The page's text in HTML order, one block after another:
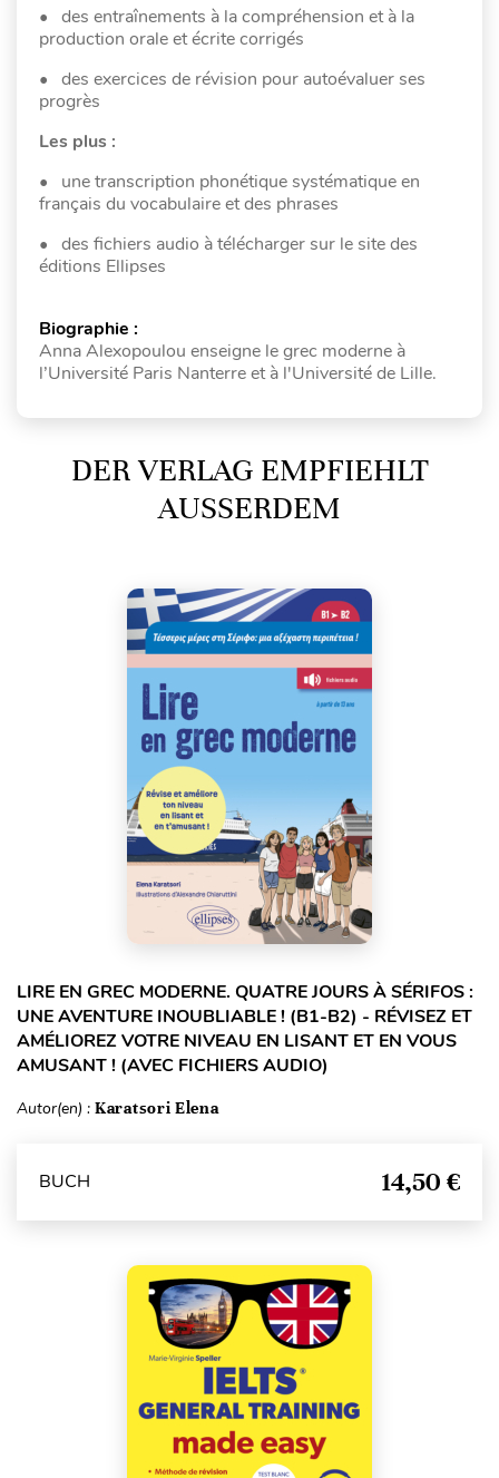
• des entraînements à la compréhension et à la
production orale et écrite corrigés
• des exercices de révision pour autoévaluer ses
progrès
Les plus :
• une transcription phonétique systématique en
français du vocabulaire et des phrases
• des fichiers audio à télécharger sur le site des
éditions Ellipses
Biographie :
Anna Alexopoulou enseigne le grec moderne à
l’Université Paris Nanterre et à l'Université de Lille.
DER VERLAG EMPFIEHLT
AUSSERDEM
LIRE EN GREC MODERNE. QUATRE JOURS À SÉRIFOS :
UNE AVENTURE INOUBLIABLE ! (B1-B2) - RÉVISEZ ET
AMÉLIOREZ VOTRE NIVEAU EN LISANT ET EN VOUS
AMUSANT ! (AVEC FICHIERS AUDIO)
Autor(en) : Karatsori Elena
BUCH 14,50 €